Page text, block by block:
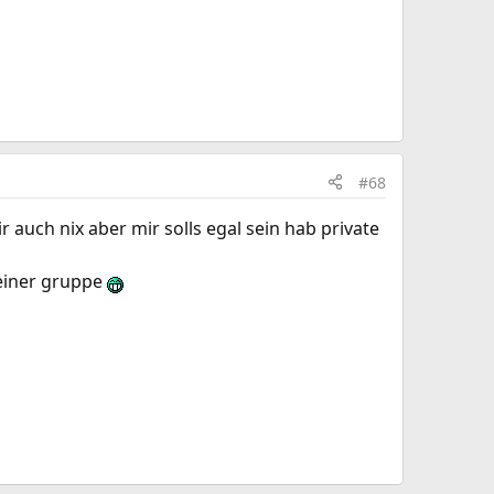
#68
nix aber mir solls egal sein hab private
gruppe